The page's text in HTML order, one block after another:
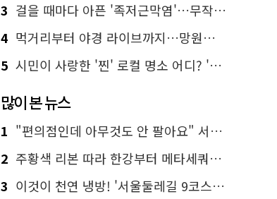
3 걸을 때마다 아픈 '족저근막염'…무작정 참지 말고 '이것' 해보세요!
4 먹거리부터 야경 라이브까지…망원한강공원 알짜 코스
5 시민이 사랑한 '찐' 로컬 명소 어디? '서울에디션25' 추천 코스
많이 본 뉴스
1 "편의점인데 아무것도 안 팔아요" 서울에서 가장 특별한 편의점의 정체
2 주황색 리본 따라 한강부터 메타세쿼이아 숲길까지…서울둘레길 15코스
3 이것이 천연 냉방! '서울둘레길 9코스'로 숲속 피서 떠나볼까